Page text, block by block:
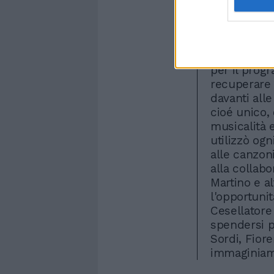
dei
per il
recuperare
davanti
cioé unico,
musicalità
utilizzò
alle
alla
Martino e
spendersi
Sordi,